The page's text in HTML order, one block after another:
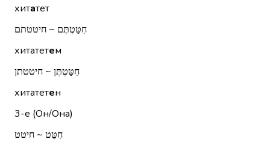
хитатет
חִטַּטְתֶּם ~ חיטטתם
хитатетем
חִטַּטְתֶּן ~ חיטטתן
хитатетен
3-е (Он/Она)
חִטֵּט ~ חיטט